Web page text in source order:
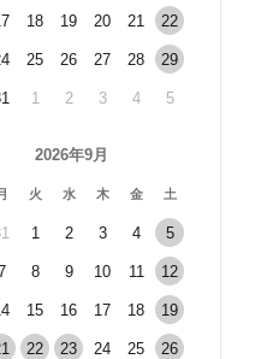
18 19 20 21 22
25 26 27 28 29
1 2 3 4 5
2026年9月
火 水 木 金 土
1 2 3 4 5
8 9 10 11 12
15 16 17 18 19
22 23 24 25 26
切 電車 おもちゃ 3歳以上